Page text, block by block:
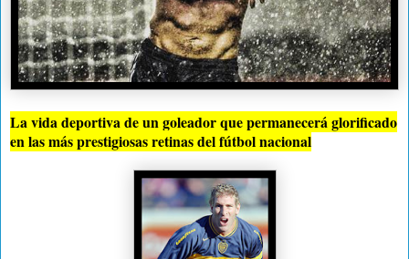
La vida deportiva de un goleador que permanecerá glorificado
en las más prestigiosas retinas del fútbol nacional